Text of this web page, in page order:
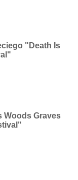
"Death Is
Woods Graves